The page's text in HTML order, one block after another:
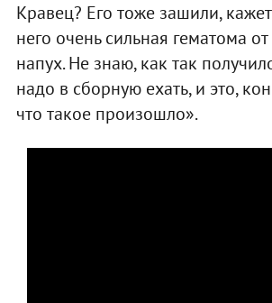
Кравец? Его тоже зашили,
него очень сильная гематома от
напух. Не знаю, как так
надо в сборную ехать, и это,
что такое произошло».